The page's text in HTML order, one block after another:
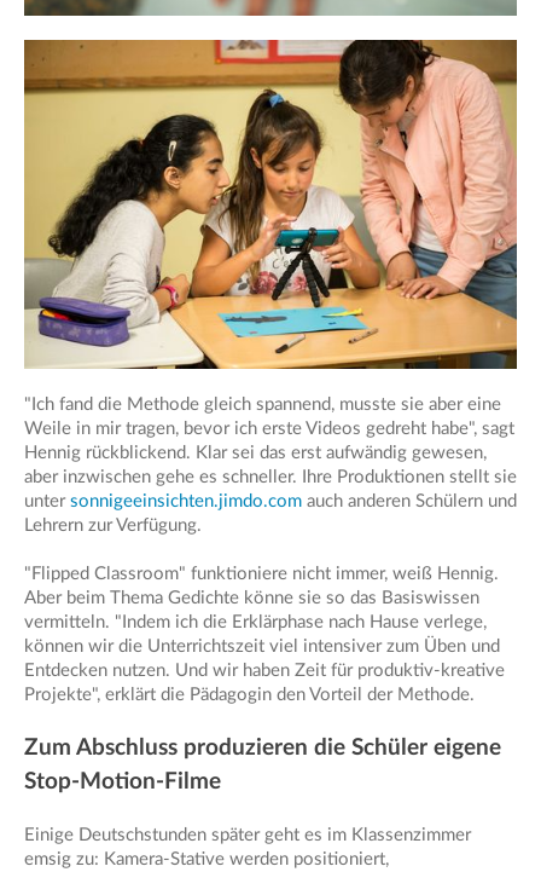
"Ich fand die Methode gleich spannend, musste sie aber eine
Weile in mir tragen, bevor ich erste Videos gedreht habe", sagt
Hennig rückblickend. Klar sei das erst aufwändig gewesen,
aber inzwischen gehe es schneller. Ihre Produktionen stellt sie
unter sonnigeeinsichten.jimdo.com auch anderen Schülern und
Lehrern zur Verfügung.
"Flipped Classroom" funktioniere nicht immer, weiß Hennig.
Aber beim Thema Gedichte könne sie so das Basiswissen
vermitteln. "Indem ich die Erklärphase nach Hause verlege,
können wir die Unterrichtszeit viel intensiver zum Üben und
Entdecken nutzen. Und wir haben Zeit für produktiv-kreative
Projekte", erklärt die Pädagogin den Vorteil der Methode.
Zum Abschluss produzieren die Schüler eigene
Stop-Motion-Filme
Einige Deutschstunden später geht es im Klassenzimmer
emsig zu: Kamera-Stative werden positioniert,